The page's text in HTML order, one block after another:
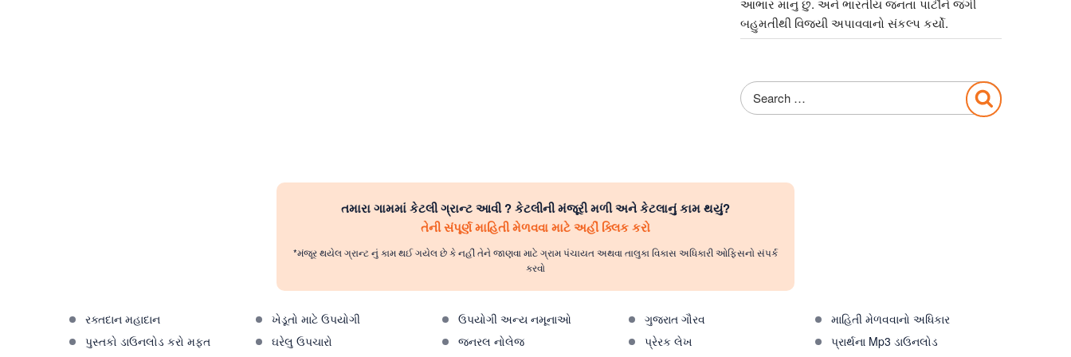
બહુમતીથી વિજયી અપાવવાનો સંકલ્પ કર્યો.
Search
for:
Search
તમારા ગામમાં કેટલી ગ્રાન્ટ આવી ? કેટલીની મંજૂરી મળી અને કેટલાનું કામ થયું?
તેની સંપૂર્ણ માહિતી મેળવવા માટે અહીં ક્લિક કરો
*મંજૂર થયેલ ગ્રાન્ટ નું કામ થઈ ગયેલ છે કે નહીં તેને જાણવા માટે ગ્રામ પંચાયત અથવા તાલુકા વિકાસ અધિકારી ઓફિસનો સંપર્ક
કરવો
રક્તદાન મહાદાન ખેડૂતો માટે ઉપયોગી ઉપયોગી અન્ય નમૂનાઓ ગુજરાત ગૌરવ
માહિતી મેળવવાનો અધિકાર
પુસ્તકો ડાઉનલોડ કરો મફત
ઘરેલુ ઉપચારો જનરલ નોલેજ પ્રેરક લેખ
પ્રાર્થના Mp3 ડાઉનલોડ